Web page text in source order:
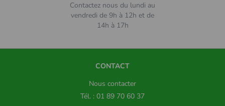
Contactez nous du lundi au
vendredi de 9h à 12h et de
14h à 17h
CONTACT
Nous contacter
Tél. : 01 89 70 60 37